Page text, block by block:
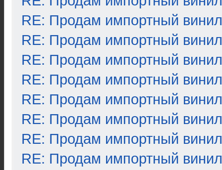
RE: Продам импортный винил
RE: Продам импортный винил
RE: Продам импортный винил
RE: Продам импортный винил
RE: Продам импортный винил
RE: Продам импортный винил
RE: Продам импортный винил
RE: Продам импортный винил